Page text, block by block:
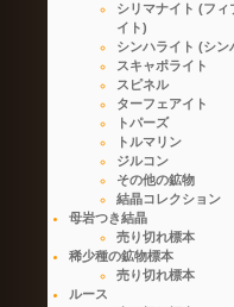
シリマナイト (フィ
イト)
シンハライト (シン
スキャポライト
スピネル
ターフェアイト
トパーズ
トルマリン
ジルコン
その他の鉱物
結晶コレクション
母岩つき結晶
売り切れ標本
稀少種の鉱物標本
売り切れ標本
ルース